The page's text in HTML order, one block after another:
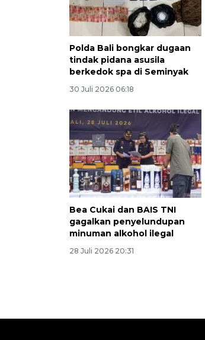
Polda Bali bongkar dugaan
tindak pidana asusila
berkedok spa di Seminyak
30 Juli 2026 06:18
Bea Cukai dan BAIS TNI
gagalkan penyelundupan
minuman alkohol ilegal
28 Juli 2026 20:31